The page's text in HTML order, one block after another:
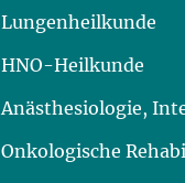
Lungenheilkunde
HNO-Heilkunde
Anästhesiologie,
Onkologische